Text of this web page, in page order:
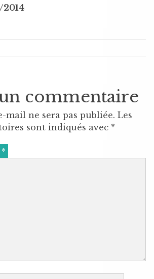
2014
commentaire
mail ne sera pas publiée. Les
sont indiqués avec *
*